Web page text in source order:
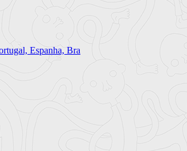
Espanha, Bra